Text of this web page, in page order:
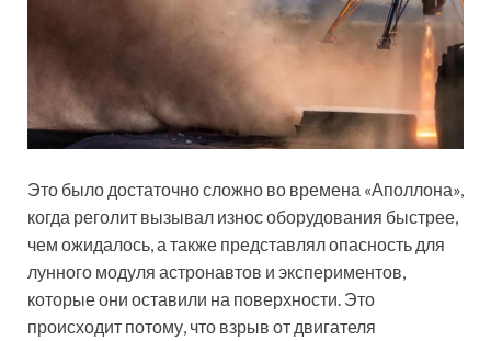
Это было достаточно сложно во времена «Аполлона»,
когда реголит вызывал износ оборудования быстрее,
чем ожидалось, а также представлял опасность для
лунного модуля астронавтов и экспериментов,
которые они оставили на поверхности. Это
происходит потому, что взрыв от двигателя